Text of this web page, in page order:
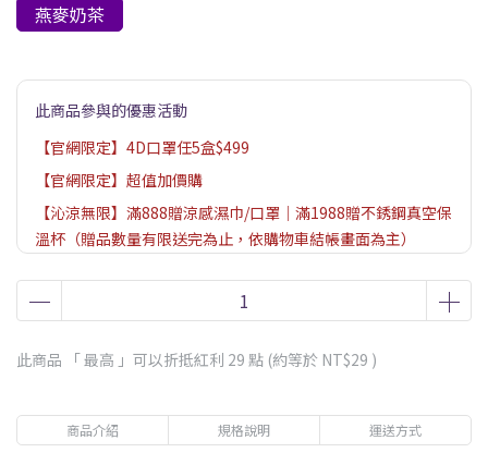
燕麥奶茶
此商品參與的優惠活動
【官網限定】4D口罩任5盒$499
【官網限定】超值加價購
【沁涼無限】滿888贈涼感濕巾/口罩｜滿1988贈不銹鋼真空保
溫杯（贈品數量有限送完為止，依購物車結帳畫面為主）
此商品 「 最高 」可以折抵紅利 29 點 (約等於 NT$29 )
商品介紹 規格說明 運送方式